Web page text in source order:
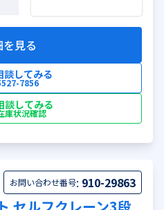
見る
談してみる
7856
談してみる
庫状況確認
お問い合わせ番号: 910-29863
セルフクレーン3段